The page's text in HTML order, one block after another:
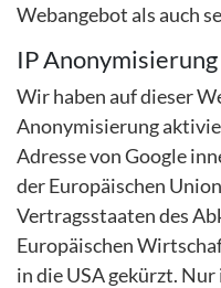
Webangebot als auch
IP Anonymisierung
Wir haben auf dieser
Anonymisierung
Adresse von Google
der Europäischen
Vertragsstaaten des
Europäischen
in die USA gekürzt.